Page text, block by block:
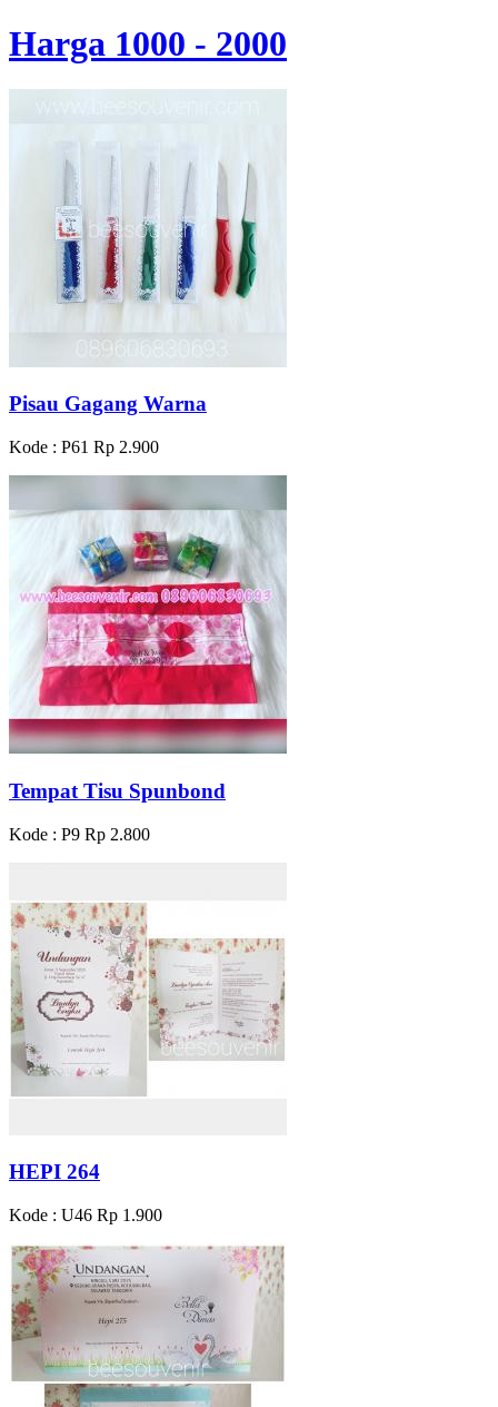
Harga 1000 - 2000
Pisau Gagang Warna
Kode : P61 Rp 2.900
Tempat Tisu Spunbond
Kode : P9 Rp 2.800
HEPI 264
Kode : U46 Rp 1.900